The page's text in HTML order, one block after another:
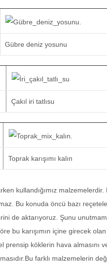
Gübre deniz yosunu
Çakıl iri tatlısu
Toprak karışımı kalın
kullandığımız malzemelerdir.
Bu konuda öncü bazı
de aktarıyoruz. Şunu
bu karışımın içine girecek olan
prensip köklerin hava almasını
farklı malzemelerin